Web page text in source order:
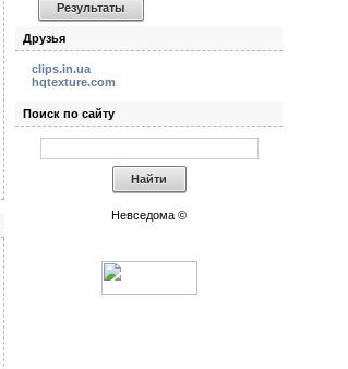
Друзья
clips.in.ua
hqtexture.com
Поиск по сайту
Невседома ©